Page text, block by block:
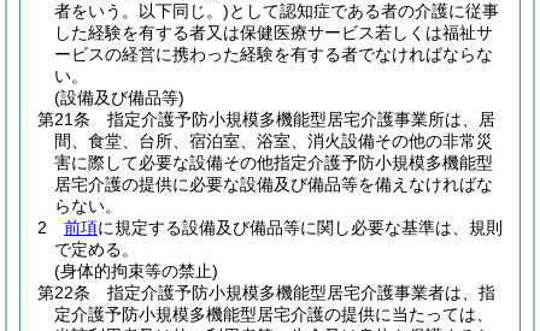
者をいう。以下同じ。)として認知症である者の介護に従事
した経験を有する者又は保健医療サービス若しくは福祉サ
ービスの経営に携わった経験を有する者でなければならな
い。
(設備及び備品等)
第21条
指定介護予防小規模多機能型居宅介護事業所は、居
間、食堂、台所、宿泊室、浴室、消火設備その他の非常災
害に際して必要な設備その他指定介護予防小規模多機能型
居宅介護の提供に必要な設備及び備品等を備えなければな
らない。
2
前項に規定する設備及び備品等に関し必要な基準は、規則
で定める。
(身体的拘束等の禁止)
第22条
指定介護予防小規模多機能型居宅介護事業者は、指
定介護予防小規模多機能型居宅介護の提供に当たっては、